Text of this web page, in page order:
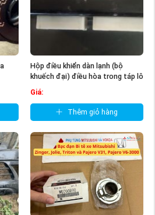
Hộp điều khiển dàn lạnh (bộ
khuếch đại) điều hòa trong táp lô
Giá:
Thêm giỏ hàng